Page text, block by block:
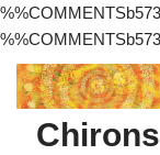
Zum
Inhalt
Chirons